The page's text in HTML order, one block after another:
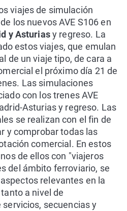
viajes de simulación
los nuevos AVE S106 en
y Asturiasy regreso. La
estos viajes, que emulan
de un viaje tipo, de cara a
el próximo día 21 de
Las simulaciones
con los trenes AVE
Asturias y regreso. Las
se realizan con el fin de
y comprobar todas las
comercial. En estos
de ellos con "viajeros
del ámbito ferroviario, se
relevantes en la
a nivel de
secuencias y